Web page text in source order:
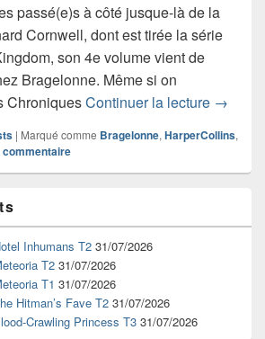
passé(e)s à côté jusque-là de la
Cornwell, dont est tirée la série
son 4e volume vient de
Bragelonne. Même si on
ChroniquesContinuer la lecture →
| Marqué comme Bragelonne, HarperCollins,
commentaire
Inhumans T2 31/07/2026
T2 31/07/2026
T1 31/07/2026
Hitman’s Fave T2 31/07/2026
Crawling Princess T3 31/07/2026